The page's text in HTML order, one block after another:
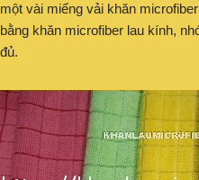
một vài miếng vải khăn
bằng khăn microfiber lau kính,
đủ.